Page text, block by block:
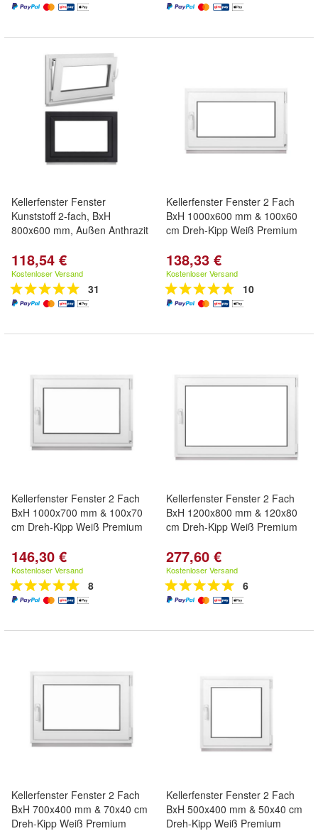
Kellerfenster Fenster
Kunststoff 2-fach, BxH
800x600 mm, Außen Anthrazit
118,54 €
Kostenloser Versand
31
Kellerfenster Fenster 2 Fach
BxH 1000x600 mm & 100x60
cm Dreh-Kipp Weiß Premium
138,33 €
Kostenloser Versand
10
Kellerfenster Fenster 2 Fach
BxH 1000x700 mm & 100x70
cm Dreh-Kipp Weiß Premium
146,30 €
Kostenloser Versand
8
Kellerfenster Fenster 2 Fach
BxH 1200x800 mm & 120x80
cm Dreh-Kipp Weiß Premium
277,60 €
Kostenloser Versand
6
Kellerfenster Fenster 2 Fach
BxH 700x400 mm & 70x40 cm
Dreh-Kipp Weiß Premium
Kellerfenster Fenster 2 Fach
BxH 500x400 mm & 50x40 cm
Dreh-Kipp Weiß Premium